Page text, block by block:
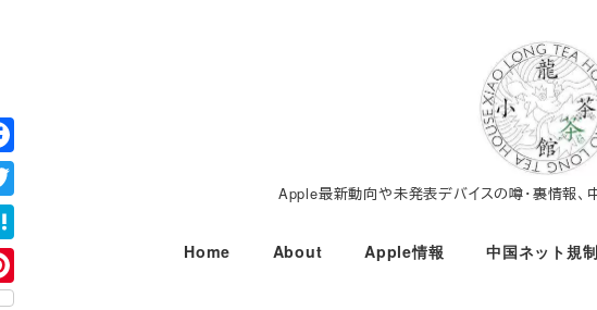
コ
ン
テ
ン
ツ
へ
移
Apple最新動向や未発表デバイスの噂・裏情報、
Home About Apple情報 中国ネット規